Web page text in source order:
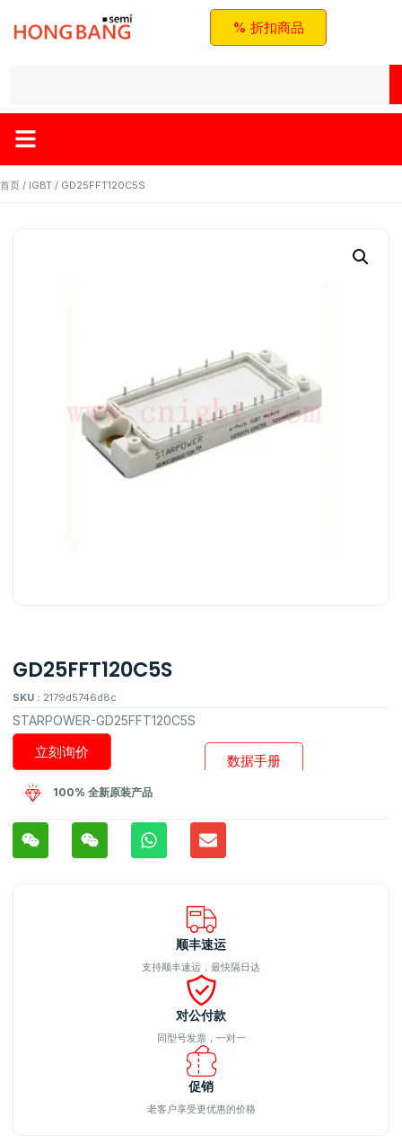
% 折扣商品
首页 / IGBT / GD25FFT120C5S
GD25FFT120C5S
SKU : 2179d5746d8c
STARPOWER-GD25FFT120C5S
数据手册
立刻询价
100% 全新原装产品
顺丰速运
支持顺丰速运，最快隔日达
对公付款
同型号发票，一对一
促销
老客户享受更优惠的价格